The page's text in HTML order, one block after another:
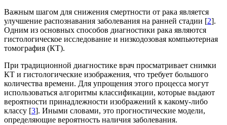
Важным шагом для снижения смертности от рака является
улучшение распознавания заболевания на ранней стадии [2].
Одним из основных способов диагностики рака являются
гистологическое исследование и низкодозовая компьютерная
томография (КТ).
При традиционной диагностике врач просматривает снимки
КТ и гистологические изображения, что требует большого
количества времени. Для упрощения этого процесса могут
использоваться алгоритмы классификации, которые выдают
вероятности принадлежности изображений к какому-либо
классу [3]. Иными словами, это прогностические модели,
определяющие вероятность наличия заболевания.